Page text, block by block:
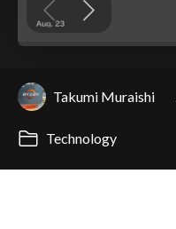
Takumi Muraishi
Technology